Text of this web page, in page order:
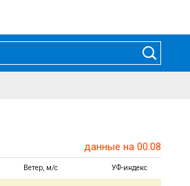
данные на 00:08
Ветер, м/с УФ-индекс